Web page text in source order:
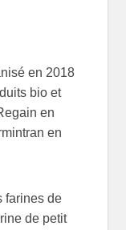
en 2018
bio et
en
en
farines de
de petit